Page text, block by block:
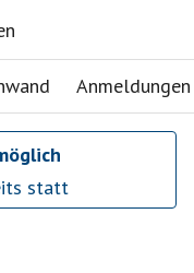
Anmeldungen
statt